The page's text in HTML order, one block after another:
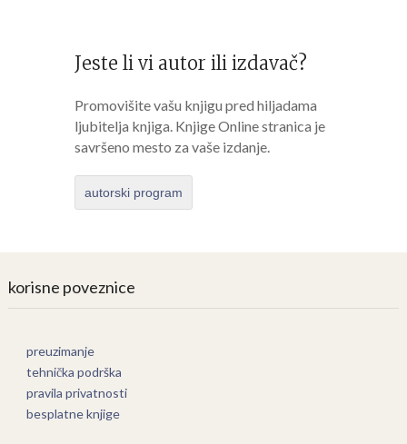
Jeste li vi autor ili izdavač?
Promovišite vašu knjigu pred hiljadama
ljubitelja knjiga. Knjige Online stranica je
savršeno mesto za vaše izdanje.
autorski program
korisne poveznice
preuzimanje
tehnička podrška
pravila privatnosti
besplatne knjige